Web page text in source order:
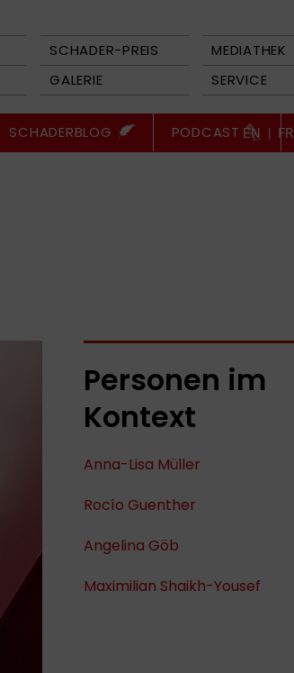
SCHADER-PREIS
MEDIATHEK
GALERIE SERVICE
SCHADERBLOG PODCAST EN | FR
Personen im
Kontext
Anna-Lisa Müller
Rocío Guenther
Angelina Göb
Maximilian Shaikh-Yousef